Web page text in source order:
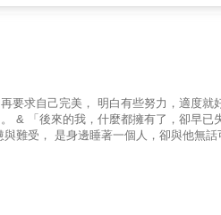
遷、勇敢前進」，箇中關鍵在於穩定扎
的剖析，引導讀者充分利用結束和開始
療癒，為所有人照亮一條通往開闊空間
閃耀，照破自己與無數人生命的黑暗，
│宏匯廣場執行董事 陳汪全│寶石建設
│三重三陽扶輪社創社社長 （依姓氏筆畫